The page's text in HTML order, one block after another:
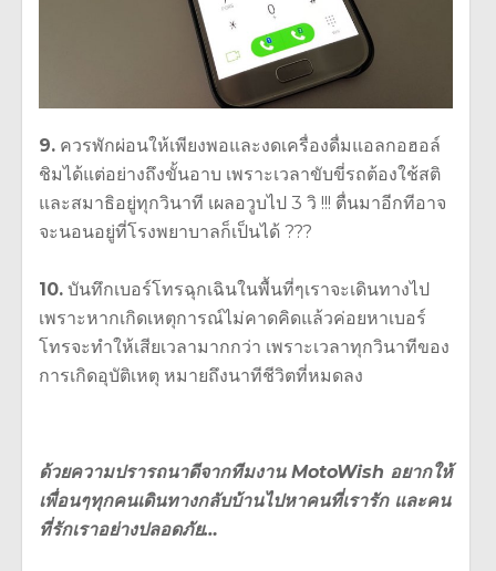
9. ควรพักผ่อนให้เพียงพอและงดเครื่องดื่มแอลกอฮอล์
ชิมได้แต่อย่างถึงขั้นอาบ เพราะเวลาขับขี่รถต้องใช้สติ
และสมาธิอยู่ทุกวินาที เผลอวูบไป 3 วิ !!! ตื่นมาอีกทีอาจ
จะนอนอยู่ที่โรงพยาบาลก็เป็นได้ ???
10. บันทึกเบอร์โทรฉุกเฉินในพื้นที่ๆเราจะเดินทางไป
เพราะหากเกิดเหตุการณ์ไม่คาดคิดแล้วค่อยหาเบอร์
โทรจะทำให้เสียเวลามากกว่า เพราะเวลาทุกวินาทีของ
การเกิดอุบัติเหตุ หมายถึงนาทีชีวิตที่หมดลง
ด้วยความปรารถนาดีจากทีมงาน MotoWish อยากให้
เพื่อนๆทุกคนเดินทางกลับบ้านไปหาคนที่เรารัก และคน
ที่รักเราอย่างปลอดภัย…